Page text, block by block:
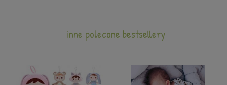
inne polecane bestsellery